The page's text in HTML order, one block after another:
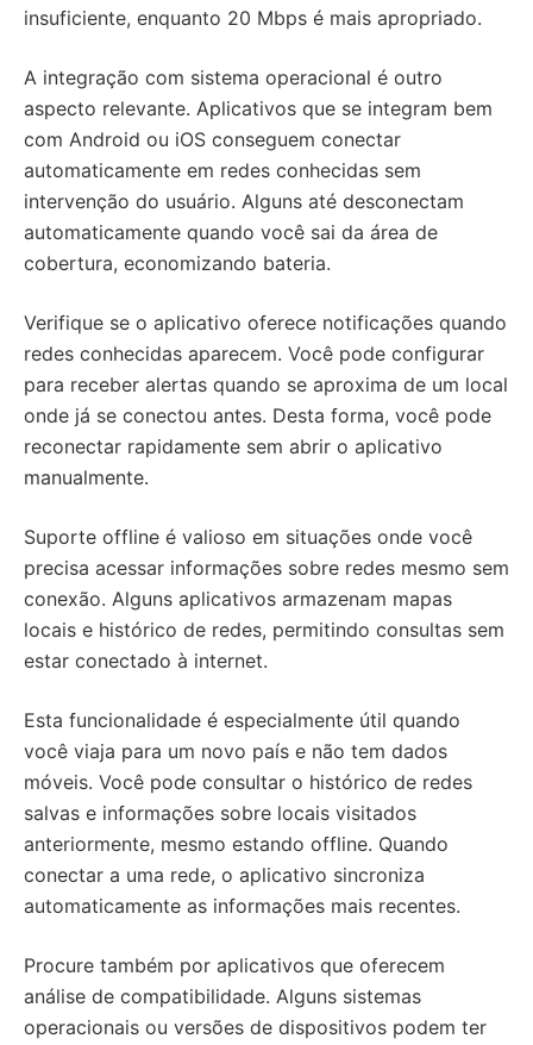
insuficiente, enquanto 20 Mbps é mais apropriado.
A integração com sistema operacional é outro
aspecto relevante. Aplicativos que se integram bem
com Android ou iOS conseguem conectar
automaticamente em redes conhecidas sem
intervenção do usuário. Alguns até desconectam
automaticamente quando você sai da área de
cobertura, economizando bateria.
Verifique se o aplicativo oferece notificações quando
redes conhecidas aparecem. Você pode configurar
para receber alertas quando se aproxima de um local
onde já se conectou antes. Desta forma, você pode
reconectar rapidamente sem abrir o aplicativo
manualmente.
Suporte offline é valioso em situações onde você
precisa acessar informações sobre redes mesmo sem
conexão. Alguns aplicativos armazenam mapas
locais e histórico de redes, permitindo consultas sem
estar conectado à internet.
Esta funcionalidade é especialmente útil quando
você viaja para um novo país e não tem dados
móveis. Você pode consultar o histórico de redes
salvas e informações sobre locais visitados
anteriormente, mesmo estando offline. Quando
conectar a uma rede, o aplicativo sincroniza
automaticamente as informações mais recentes.
Procure também por aplicativos que oferecem
análise de compatibilidade. Alguns sistemas
operacionais ou versões de dispositivos podem ter